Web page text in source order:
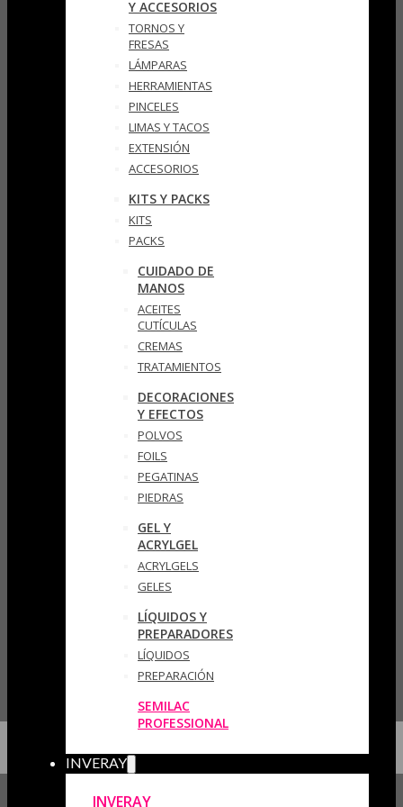
Y ACCESORIOS
TORNOS Y
FRESAS
LÁMPARAS
HERRAMIENTAS
PINCELES
LIMAS Y TACOS
EXTENSIÓN
ACCESORIOS
KITS Y PACKS
KITS
PACKS
CUIDADO DE
MANOS
ACEITES
CUTÍCULAS
CREMAS
TRATAMIENTOS
DECORACIONES
Y EFECTOS
POLVOS
FOILS
PEGATINAS
PIEDRAS
GEL Y
ACRYLGEL
ACRYLGELS
GELES
LÍQUIDOS Y
PREPARADORES
LÍQUIDOS
PREPARACIÓN
SEMILAC
PROFESSIONAL
INVERAY
INVERAY